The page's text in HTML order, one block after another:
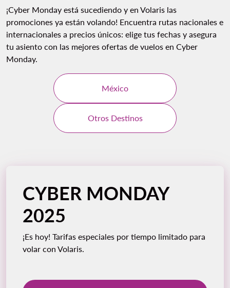
¡Cyber Monday está sucediendo y en Volaris las
promociones ya están volando! Encuentra rutas nacionales e
internacionales a precios únicos: elige tus fechas y asegura
tu asiento con las mejores ofertas de vuelos en Cyber
Monday.
México
Otros Destinos
CYBER MONDAY
2025
¡Es hoy! Tarifas especiales por tiempo limitado para
volar con Volaris.